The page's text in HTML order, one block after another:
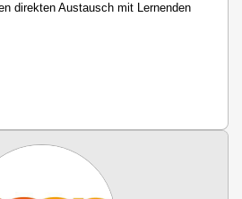
direkten Austausch mit Lernenden